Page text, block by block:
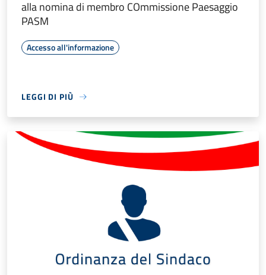
alla nomina di membro COmmissione Paesaggio
PASM
Accesso all'informazione
LEGGI DI PIÙ